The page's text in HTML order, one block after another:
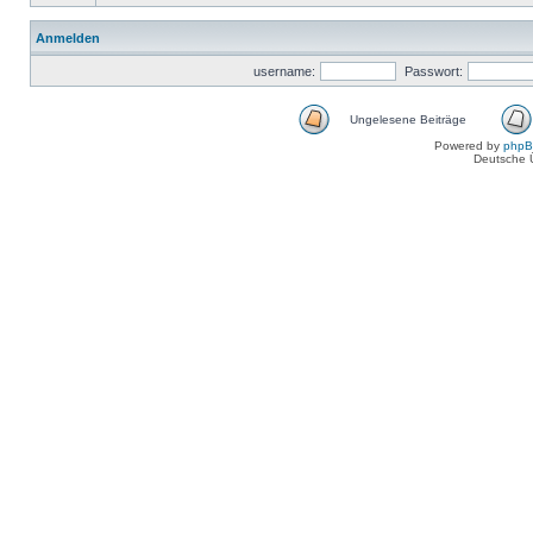
Anmelden
username: Passwort:
Ungelesene Beiträge
Powered by
Deutsche